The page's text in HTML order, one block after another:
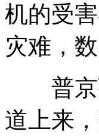
机的受
灾难，
普京强
道上来